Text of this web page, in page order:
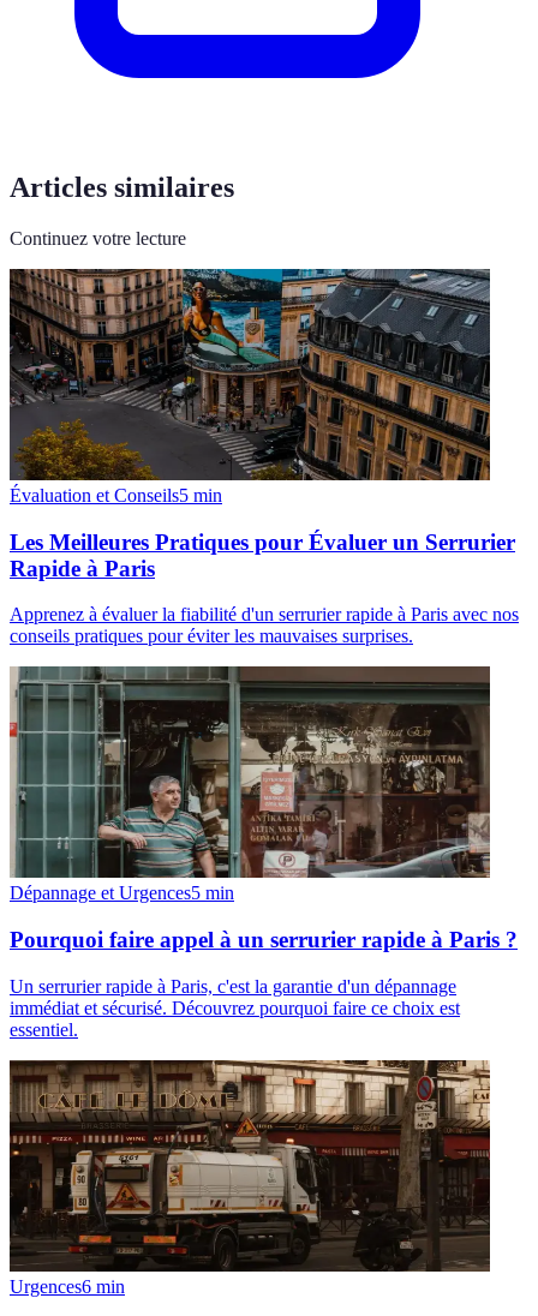
Articles similaires
Continuez votre lecture
Évaluation et Conseils5 min
Les Meilleures Pratiques pour Évaluer un Serrurier
Rapide à Paris
Apprenez à évaluer la fiabilité d'un serrurier rapide à Paris avec nos
conseils pratiques pour éviter les mauvaises surprises.
Dépannage et Urgences5 min
Pourquoi faire appel à un serrurier rapide à Paris ?
Un serrurier rapide à Paris, c'est la garantie d'un dépannage
immédiat et sécurisé. Découvrez pourquoi faire ce choix est
essentiel.
Urgences6 min